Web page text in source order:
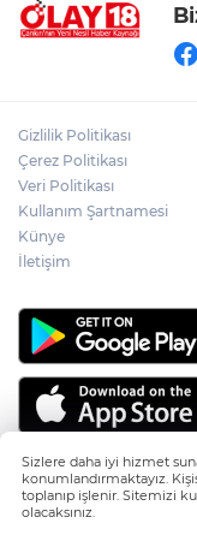
Gizlilik Politikası
Çerez Politikası
Veri Politikası
Kullanım Şartnamesi
Künye
İletişim
Sizlere daha iyi hizmet
konumlandırmaktayız.
toplanıp işlenir. Sitemizi
olacaksınız.